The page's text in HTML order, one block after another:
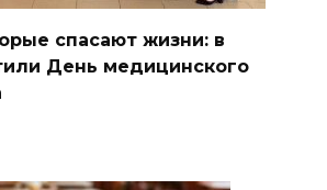
спасают жизни: в
День медицинского